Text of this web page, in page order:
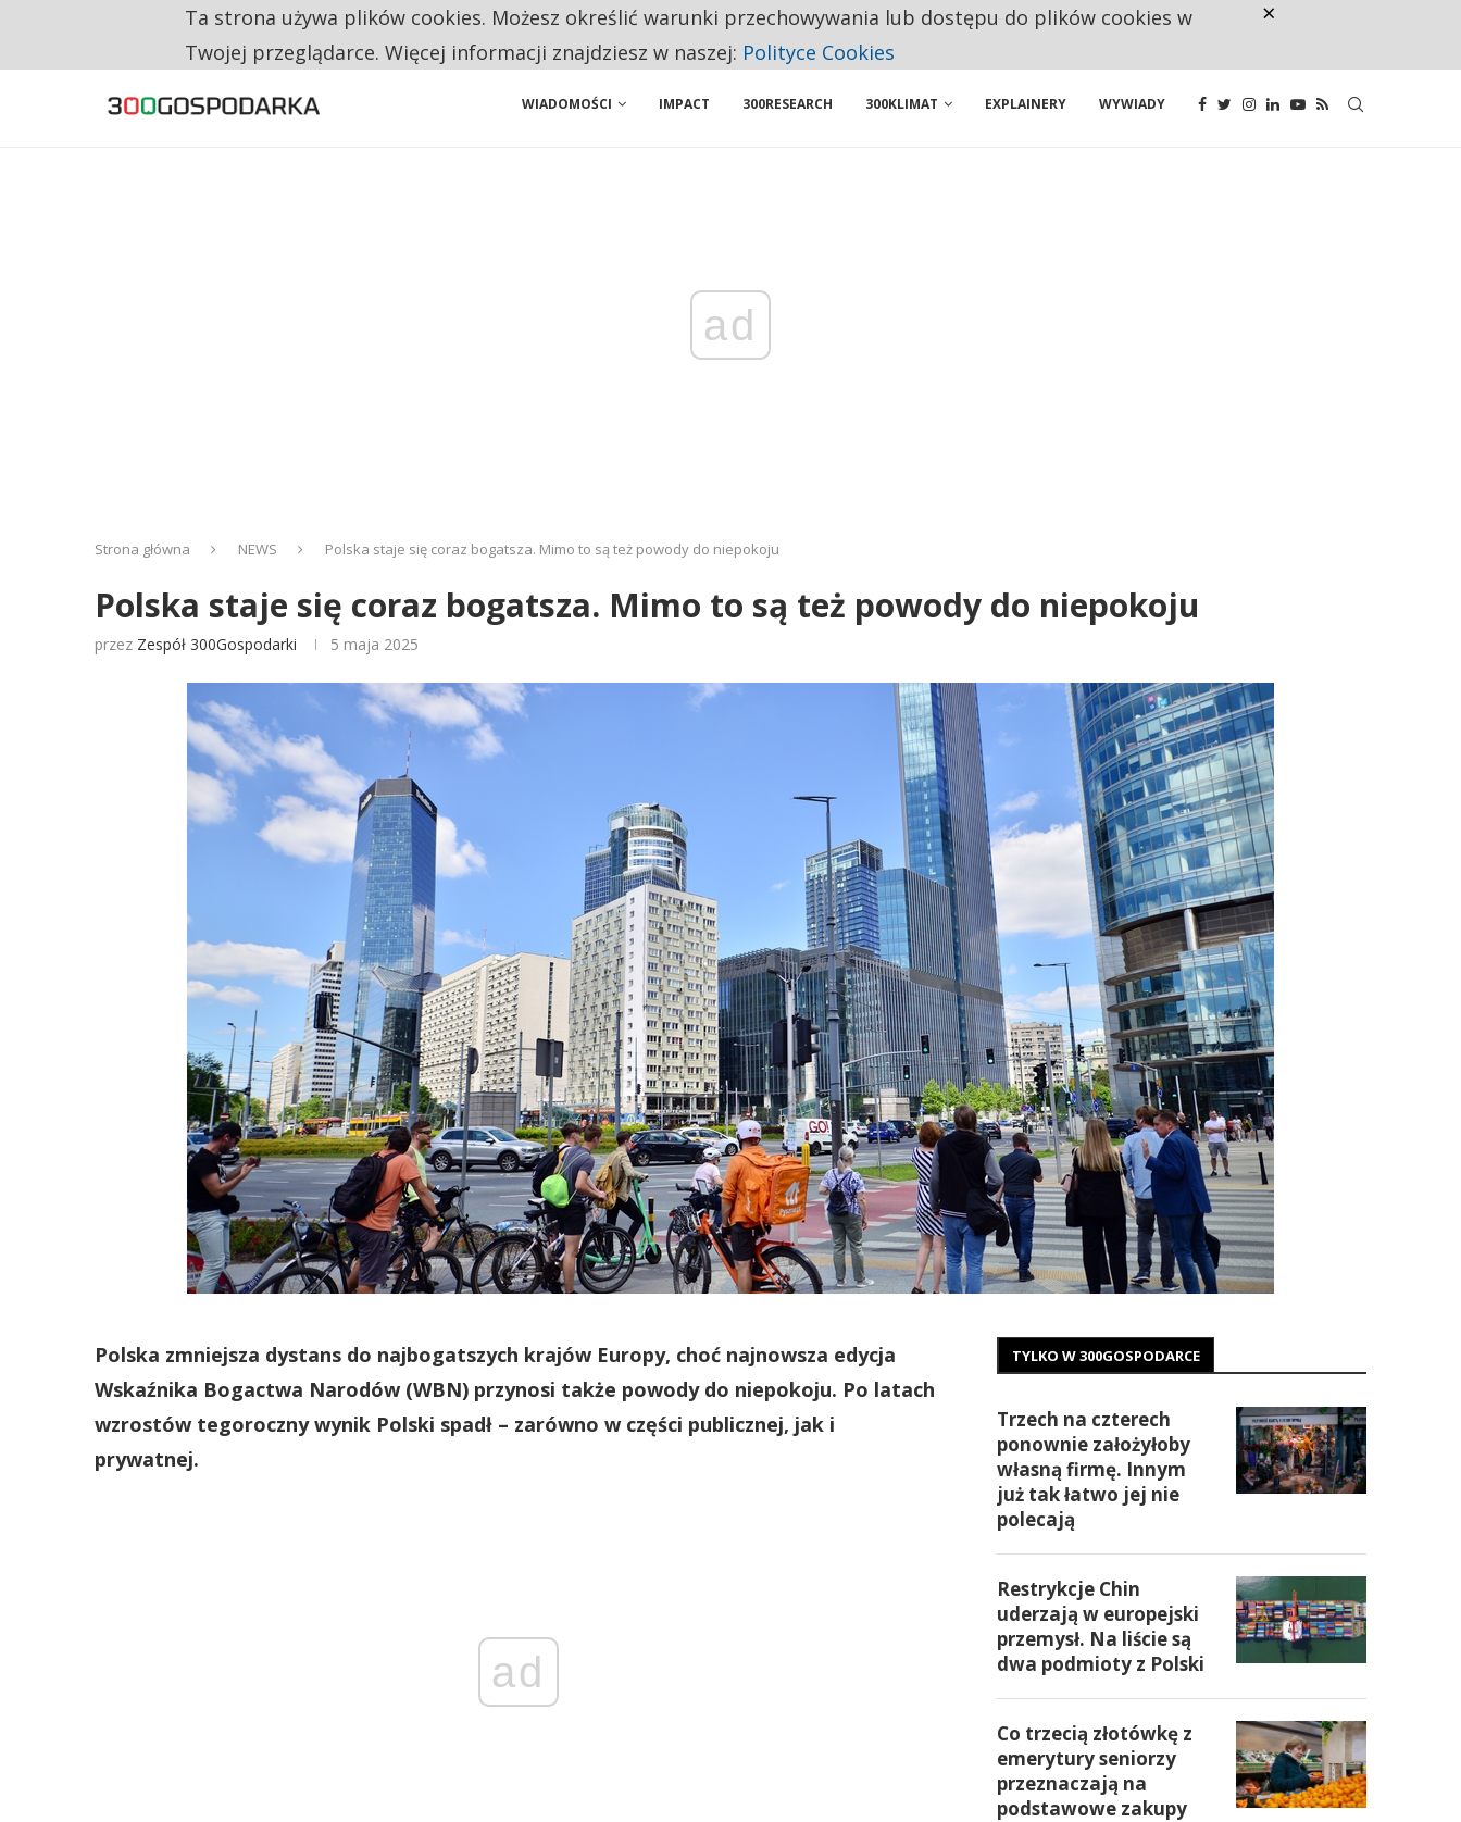
CO TRZECIĄ ZŁOTÓWKĘ Z EMERYTURY SENIORZY PRZEZNACZAJĄ NA PODSTAWOWE ZAKUPY
WIADOMOŚCI IMPACT 300RESEARCH 300KLIMAT EXPLAINERY WYWIADY
ad
Strona główna NEWS Polska staje się coraz bogatsza. Mimo to są też powody do niepokoju
Polska staje się coraz bogatsza. Mimo to są też powody do niepokoju
przez Zespół 300Gospodarki 5 maja 2025
Polska zmniejsza dystans do najbogatszych krajów Europy, choć najnowsza edycja
Wskaźnika Bogactwa Narodów (WBN) przynosi także powody do niepokoju. Po latach
wzrostów tegoroczny wynik Polski spadł – zarówno w części publicznej, jak i
prywatnej.
ad
TYLKO W 300GOSPODARCE
Trzech na czterech
ponownie założyłoby
własną firmę. Innym
już tak łatwo jej nie
polecają
Restrykcje Chin
uderzają w europejski
przemysł. Na liście są
dwa podmioty z Polski
Co trzecią złotówkę z
emerytury seniorzy
przeznaczają na
podstawowe zakupy
Ta strona używa plików cookies. Możesz określić warunki przechowywania lub dostępu do plików cookies w
Twojej przeglądarce. Więcej informacji znajdziesz w naszej: Polityce Cookies
×